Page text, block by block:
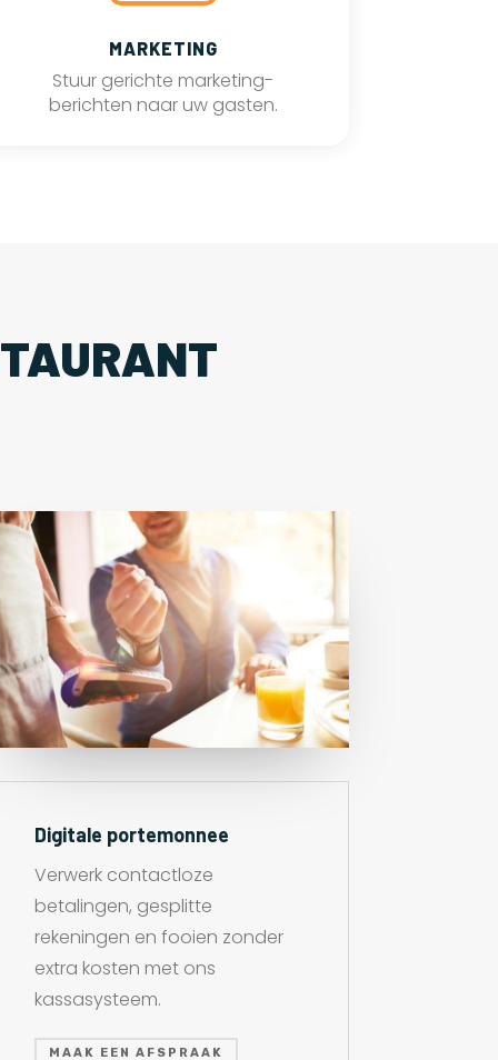
MARKETING
Stuur gerichte marketing-
berichten naar uw gasten.
Digitale portemonnee
Verwerk contactloze
betalingen, gesplitte
rekeningen en fooien zonder
extra kosten met ons
kassasysteem.
MAAK EEN AFSPRAAK